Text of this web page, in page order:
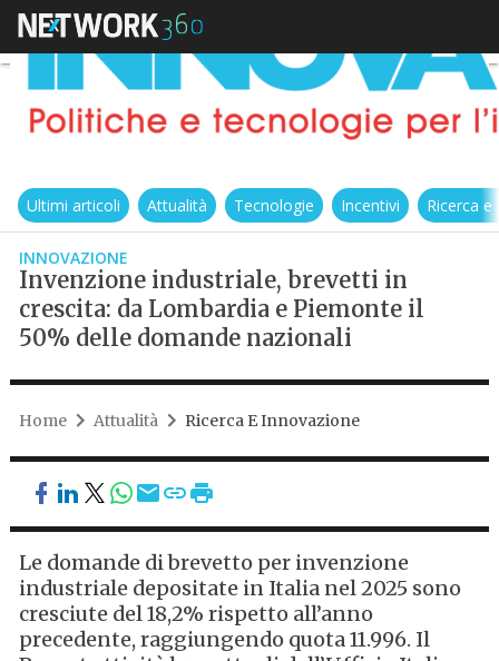
Ultimi articoli Attualità Tecnologie Incentivi Ricerca
INNOVAZIONE
Invenzione industriale, brevetti in
crescita: da Lombardia e Piemonte il
50% delle domande nazionali
Home Attualità Ricerca E Innovazione
Le domande di brevetto per invenzione
industriale depositate in Italia nel 2025 sono
cresciute del 18,2% rispetto all’anno
precedente, raggiungendo quota 11.996. Il